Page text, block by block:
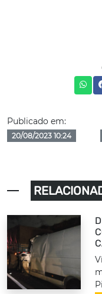
Publicado em:
20/08/2023 10:24